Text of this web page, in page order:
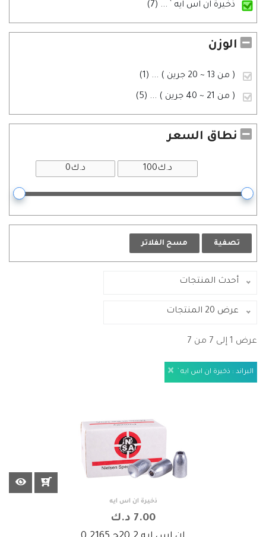
ذخيرة ان اس ايه ` ... (7)
الوزن
( من 13 ~ 20 جرين ) ... (1)
( من 21 ~ 40 جرين ) ... (5)
نطاق السعر
تصفية مسح الفلاتر
أحدث المنتجات
عرض 20 المنتجات
عرض 1 إلى 7 من 7
ذخيرة ان اس ايه
7.00 د.ك